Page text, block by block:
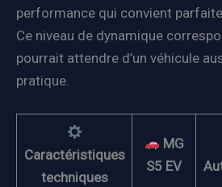
performance qui convient
Ce niveau de dynamique
pourrait attendre d’un véhicule
pratique.
Caractéristiques
techniques
MG
S5 EV